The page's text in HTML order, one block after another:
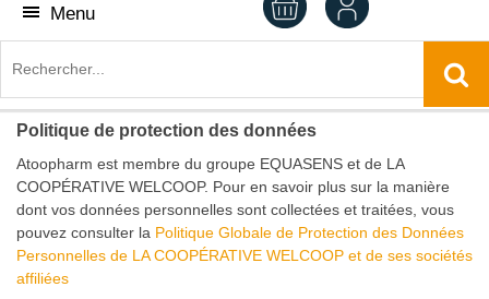
Menu
Politique de protection des données
Atoopharm est membre du groupe EQUASENS et de LA
COOPÉRATIVE WELCOOP. Pour en savoir plus sur la manière
dont vos données personnelles sont collectées et traitées, vous
pouvez consulter la Politique Globale de Protection des Données
Personnelles de LA COOPÉRATIVE WELCOOP et de ses sociétés
affiliées